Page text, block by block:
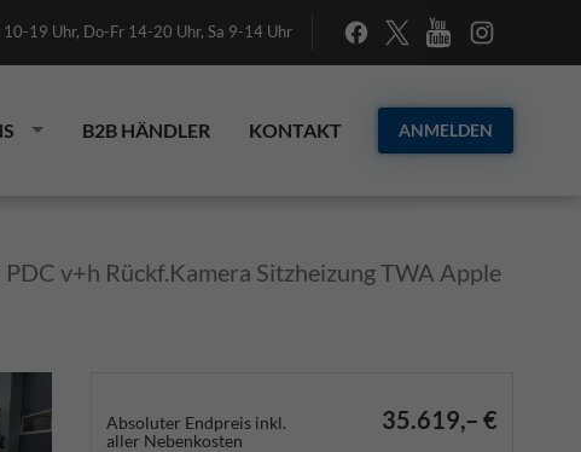
19 Uhr, Do-Fr 14-20 Uhr, Sa 9-14 Uhr
B2B HÄNDLER KONTAKT ANMELDEN
v+h Rückf.Kamera Sitzheizung TWA Apple
Absoluter Endpreis inkl.
aller Nebenkosten
35.619,– €